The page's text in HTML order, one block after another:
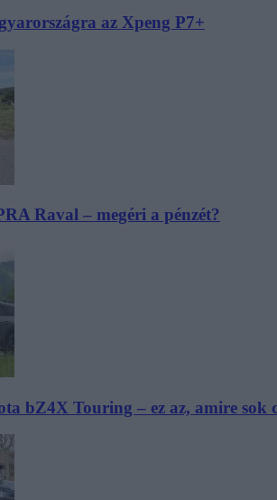
az Xpeng P7+
Raval – megéri a pénzét?
bZ4X Touring – ez az, amire sok